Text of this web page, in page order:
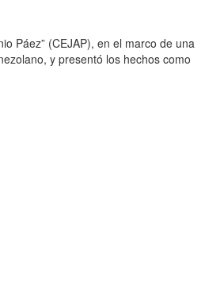
Páez” (CEJAP), en el marco de una
y presentó los hechos como